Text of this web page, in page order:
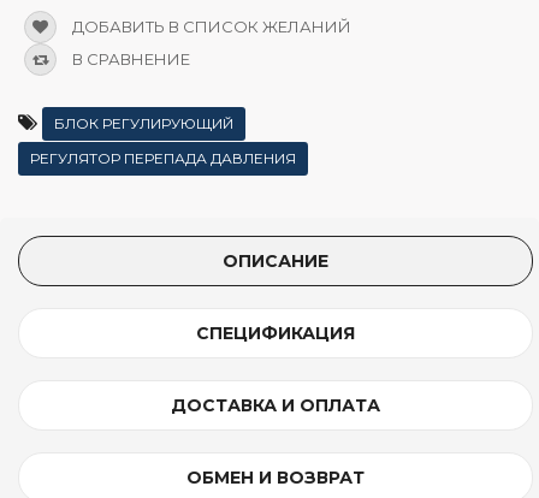
ДОБАВИТЬ В СПИСОК ЖЕЛАНИЙ
В СРАВНЕНИЕ
БЛОК РЕГУЛИРУЮЩИЙ
РЕГУЛЯТОР ПЕРЕПАДА ДАВЛЕНИЯ
ОПИСАНИЕ
СПЕЦИФИКАЦИЯ
ДОСТАВКА И ОПЛАТА
ОБМЕН И ВОЗВРАТ